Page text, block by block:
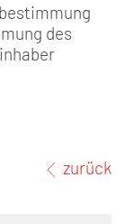
des
zurück